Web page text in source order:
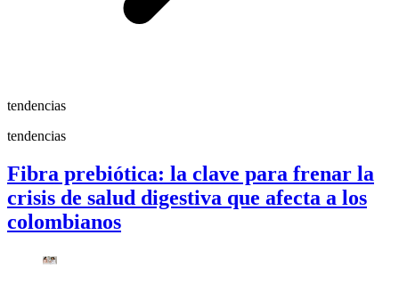
tendencias
tendencias
Fibra prebiótica: la clave para frenar la
crisis de salud digestiva que afecta a los
colombianos